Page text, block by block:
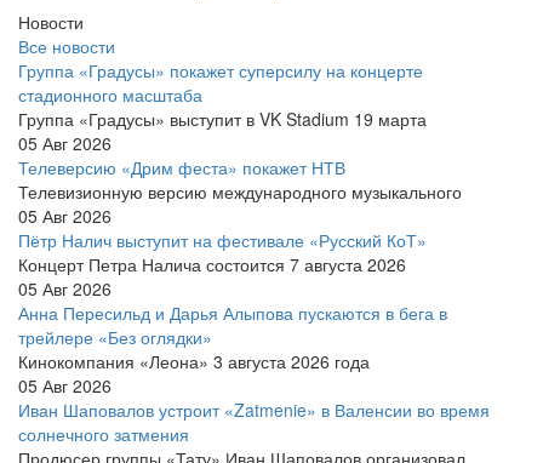
Новости
Все новости
Группа «Градусы» покажет суперсилу на концерте
стадионного масштаба
Группа «Градусы» выступит в VK Stadium 19 марта
05 Авг 2026
Телеверсию «Дрим феста» покажет НТВ
Телевизионную версию международного музыкального
05 Авг 2026
Пётр Налич выступит на фестивале «Русский КоТ»
Концерт Петра Налича состоится 7 августа 2026
05 Авг 2026
Анна Пересильд и Дарья Алыпова пускаются в бега в
трейлере «Без оглядки»
Кинокомпания «Леона» 3 августа 2026 года
05 Авг 2026
Иван Шаповалов устроит «Zatmenie» в Валенсии во время
солнечного затмения